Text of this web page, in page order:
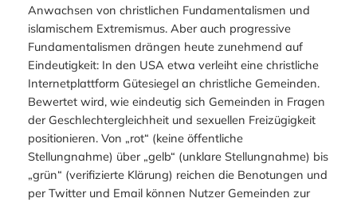
Anwachsen von christlichen Fundamentalismen und
islamischem Extremismus. Aber auch progressive
Fundamentalismen drängen heute zunehmend auf
Eindeutigkeit: In den USA etwa verleiht eine christliche
Internetplattform Gütesiegel an christliche Gemeinden.
Bewertet wird, wie eindeutig sich Gemeinden in Fragen
der Geschlechtergleichheit und sexuellen Freizügigkeit
positionieren. Von „rot“ (keine öffentliche
Stellungnahme) über „gelb“ (unklare Stellungnahme) bis
„grün“ (verifizierte Klärung) reichen die Benotungen und
per Twitter und Email können Nutzer Gemeinden zur